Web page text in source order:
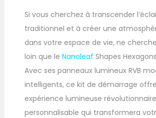
Si vous cherchez à transcender
traditionnel et à créer une
dans votre espace de vie, ne
loin que leNanoleaf Shapes
Avec ses panneaux lumineux RVB
intelligents, ce kit de démarrage
expérience lumineuse
personnalisable qui transformera